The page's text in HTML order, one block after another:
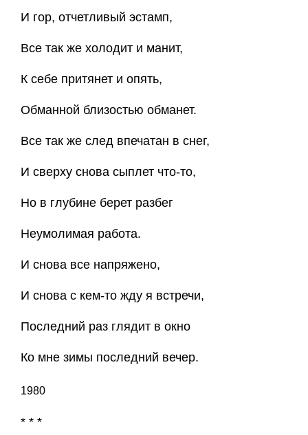
И гор, отчетливый эстамп,
Все так же холодит и манит,
К себе притянет и опять,
Обманной близостью обманет.
Все так же след впечатан в снег,
И сверху снова сыплет что-то,
Но в глубине берет разбег
Неумолимая работа.
И снова все напряжено,
И снова с кем-то жду я встречи,
Последний раз глядит в окно
Ко мне зимы последний вечер.
1980
* * *